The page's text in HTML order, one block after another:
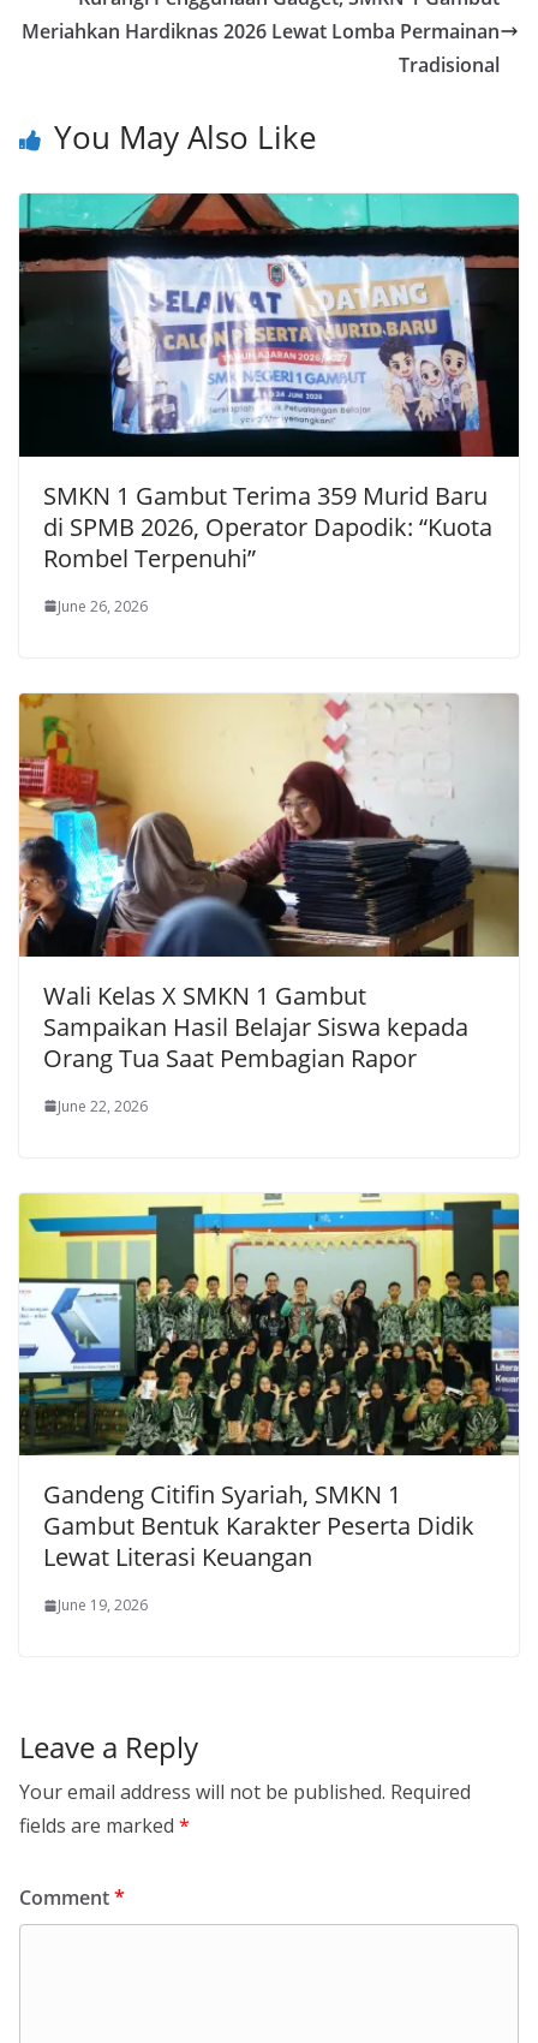
Meriahkan Hardiknas 2026 Lewat Lomba Permainan
Tradisional
You May Also Like
SMKN 1 Gambut Terima 359 Murid Baru
di SPMB 2026, Operator Dapodik: “Kuota
Rombel Terpenuhi”
June 26, 2026
Wali Kelas X SMKN 1 Gambut
Sampaikan Hasil Belajar Siswa kepada
Orang Tua Saat Pembagian Rapor
June 22, 2026
Gandeng Citifin Syariah, SMKN 1
Gambut Bentuk Karakter Peserta Didik
Lewat Literasi Keuangan
June 19, 2026
Leave a Reply
Your email address will not be published. Required
fields are marked *
Comment*